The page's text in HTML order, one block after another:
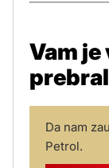
Vam je
Da nam
Petrol.